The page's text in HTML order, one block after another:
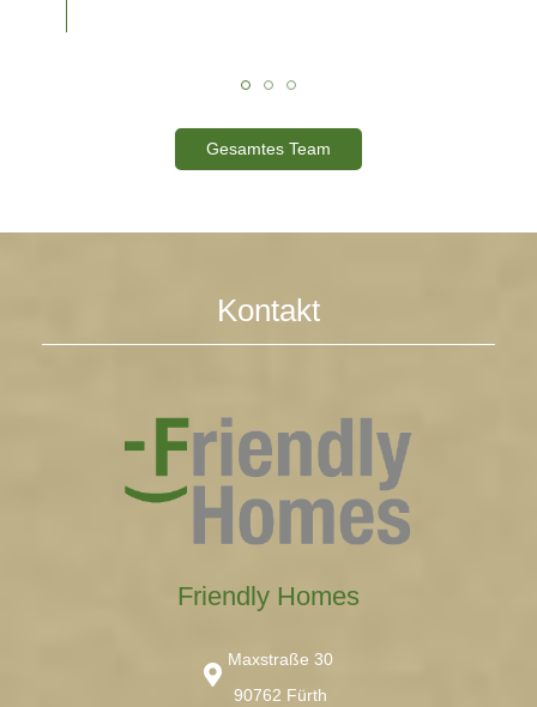
Gesamtes Team
Kontakt
Friendly Homes
Maxstraße 30
90762 Fürth